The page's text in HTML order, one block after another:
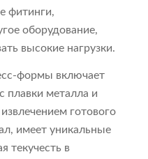
фитинги,
оборудование,
высокие нагрузки.
формы включает
плавки металла и
готового
имеет уникальные
текучесть в